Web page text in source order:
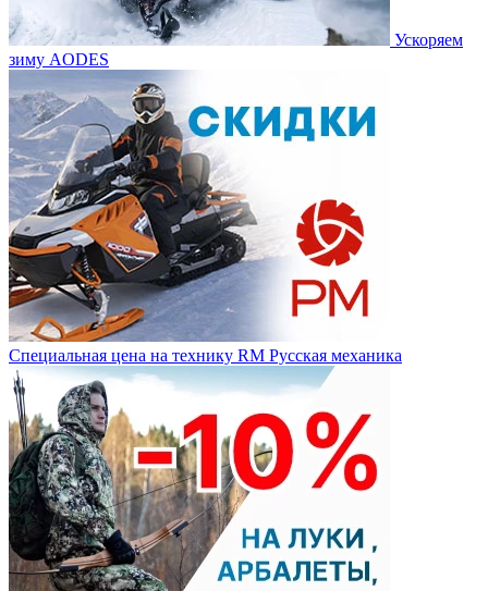
Ускоряем
зиму AODES
Специальная цена на технику RM Русская механика